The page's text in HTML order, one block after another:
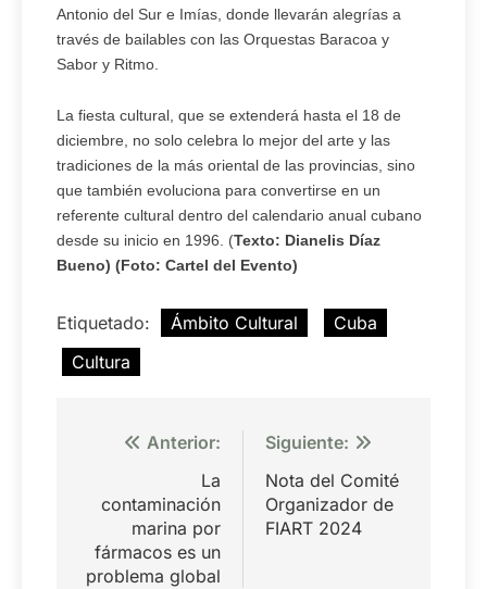
Antonio del Sur e Imías, donde llevarán alegrías a
través de bailables con las Orquestas Baracoa y
Sabor y Ritmo.
La fiesta cultural, que se extenderá hasta el 18 de
diciembre, no solo celebra lo mejor del arte y las
tradiciones de la más oriental de las provincias, sino
que también evoluciona para convertirse en un
referente cultural dentro del calendario anual cubano
desde su inicio en 1996. (Texto: Dianelis Díaz
Bueno) (Foto: Cartel del Evento)
Etiquetado: Ámbito Cultural
Cuba
Cultura
Navegación
entradas
Anterior:
La
contaminación
marina por
fármacos es un
problema global
Siguiente:
Nota del Comité
Organizador de
FIART 2024